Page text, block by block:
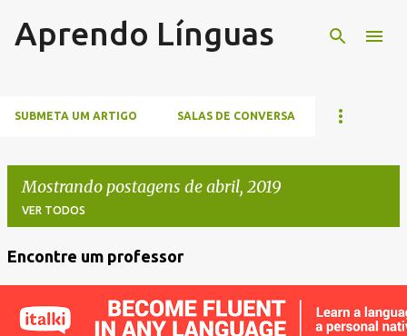
Pular para o conteúdo principal
Aprendo Línguas
SUBMETA UM ARTIGO SALAS DE CONVERSA
Mostrando postagens de abril, 2019
VER TODOS
Encontre um professor